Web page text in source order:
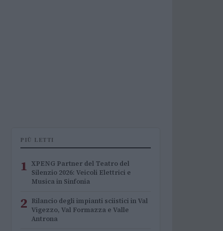
PIÙ LETTI
1 XPENG Partner del Teatro del
Silenzio 2026: Veicoli Elettrici e
Musica in Sinfonia
2 Rilancio degli impianti sciistici in Val
Vigezzo, Val Formazza e Valle
Antrona